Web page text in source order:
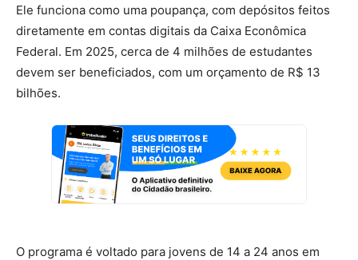
Ele funciona como uma poupança, com depósitos feitos
diretamente em contas digitais da Caixa Econômica
Federal. Em 2025, cerca de 4 milhões de estudantes
devem ser beneficiados, com um orçamento de R$ 13
bilhões.
O programa é voltado para jovens de 14 a 24 anos em